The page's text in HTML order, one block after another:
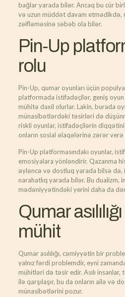
bağlar yarada bilər. Ancaq bu cür
və uzun müddət davam etmədikdə,
zəifləməsinə səbəb ola bilər.
Pin-Up
rolu
Pin-Up, qumar oyunları üçün
platformada istifadəçilər, geniş
mühitə daxil olurlar. Lakin, burada
münasibətlərdəki təsirləri də
riskli oyunlar, istifadəçilərin
onların sosial əlaqələrinə zərər verə
Pin-Up platformasındakı oyunlar,
emosiyalara yönləndirir. Qazanma
əyləncə və dostluq yarada bilsə də,
narahatlıq yarada bilər. Bu dualizm,
mədəniyyətindəki yerini daha da
Qumar
mühit
Qumar asılılığı, cəmiyyətin bir
yalnız fərdi problemdir, eyni
mühitləri də təsir edir. Asılı
ilə qarşılaşır, bu da onların ailə və
münasibətlərini pozur.